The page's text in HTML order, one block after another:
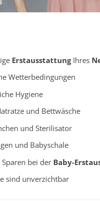
ErstausstattungIhres
Wetterbedingungen
Hygiene
und Bettwäsche
und Sterilisator
und Babyschale
bei der Baby-
sind unverzichtbar